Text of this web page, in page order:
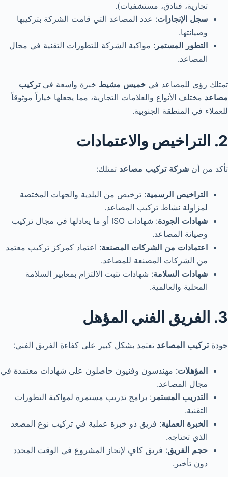
تجارية، فنادق، مستشفيات).
سجل الإنجازات: عدد المصاعد التي قامت الشركة بتركيبها
وصيانتها.
التطور المستمر : مواكبة الشركة للتطورات التقنية في مجال
المصاعد.
تمتلك رؤى للمصاعد في خميس مشيط خبرة واسعة فيتركيب
مصاعد مختلف الأنواع والعلامات التجارية، مما يجعلها خياراً موثوقاً
للعملاء في المنطقة الجنوبية.
2. التراخيص والاعتمادات
تأكد من أن شركة تركيب مصاعد تمتلك:
التراخيص الرسمية: ترخيص من البلدية والجهات المختصة
لمزاولة نشاط تركيب المصاعد.
شهادات الجودة
: شهادات ISO أو ما يعادلها في مجال تركيب
وصيانة المصاعد.
اعتمادات من الشركات المصنعة: اعتماد كمركز تركيب معتمد
من الشركات المصنعة للمصاعد.
شهادات السلامة: شهادات تثبت الالتزام بمعايير السلامة
المحلية والعالمية.
3. الفريق الفني المؤهل
جودةتركيب المصاعد تعتمد بشكل كبير على كفاءة الفريق الفني:
المؤهلات: مهندسون وفنيون حاصلون على شهادات معتمدة في
مجال المصاعد.
التدريب المستمر : برامج تدريب مستمرة لمواكبة التطورات
التقنية.
الخبرة العملية: فريق ذو خبرة عملية في تركيب نوع المصعد
الذي تحتاجه.
حجم الفريق: فريق كافٍ لإنجاز المشروع في الوقت المحدد
دون تأخير.